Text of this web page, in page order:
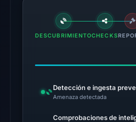
domain
on
20:45
DESCUBRIMIENTOCHECKS
Detección e ingesta
Amenaza detectada
Comprobaciones de